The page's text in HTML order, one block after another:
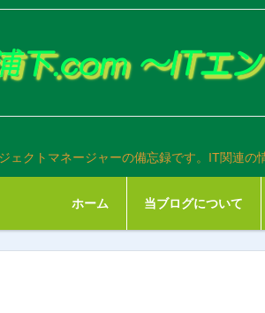
ェクトマネージャーの備忘録です。IT関連の
ホーム 当ブログについて